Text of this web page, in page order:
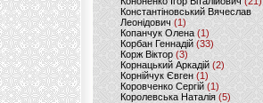
Константіновський Вячеслав
Леонідович (1)
Копанчук Олена (1)
Корбан Геннадій (33)
Корж Віктор (3)
Корнацький Аркадій (2)
Корнійчук Євген (1)
Коровченко Сергій (1)
Королевська Наталія(5)